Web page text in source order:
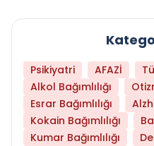
Psikiyatri AFAZİ
Alkol Bağımlılığı
Esrar Bağımlılığı
Kokain Bağımlılığı
Kumar Bağımlılığı